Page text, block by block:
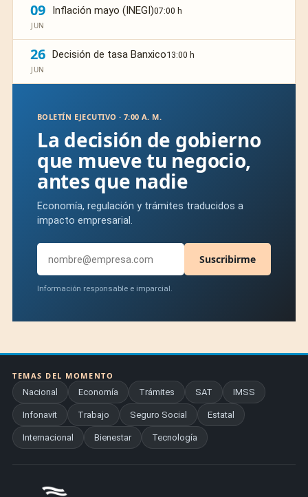
09
JUN
Inflación mayo (INEGI)07:00 h
26
JUN
Decisión de tasa Banxico13:00 h
BOLETÍN EJECUTIVO · 7:00 A. M.
La decisión de gobierno
que mueve tu negocio,
antes que nadie
Economía, regulación y trámites traducidos a
impacto empresarial.
Suscribirme
Información responsable e imparcial.
TEMAS DEL MOMENTO
Nacional
Economía Trámites SAT IMSS
Infonavit Trabajo Seguro Social Estatal
Internacional Bienestar Tecnología